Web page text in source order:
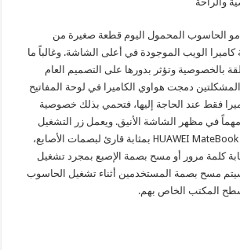
الحاسوب المحمول اليوم قطعة صغيرة من
الويب الموجودة في أعلى الشاشة. وغالباً ما
بالخصوصية وتؤثر بدورها على التصميم العام
دمجت هواوي الكاميرا في لوحة المفاتيح
فقط عند الحاجة إليها، فتحمي بذلك خصوصية
في مظهر الشاشة الأنيق. ويعمل زر التشغيل
الموجود في حاسوب HUAWEI MateBook X بمثابة قارئ لبصمات الأصابع،
كلمة مرور أو مسح بصمة الإصبع بمجرد تشغيل
مسح بصمة المستخدمين أثناء تشغيل الحاسوب
المكتب الخاص بهم.